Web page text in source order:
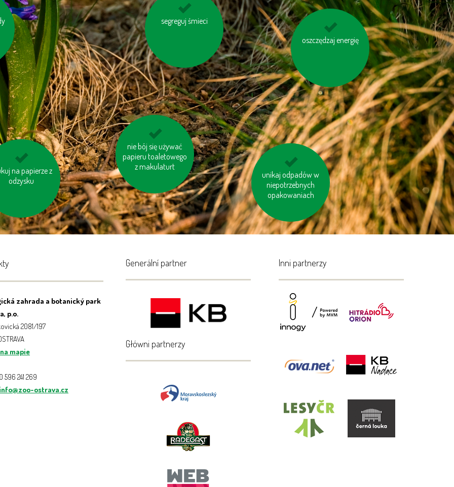
segreguj śmieci
korzystaj z
oszczędzaj energię
korzystaj z
na papierze z
odzysku
wodę
golenia lub
nie bój się używać
papieru toaletowego
z makulaturt
unikaj jedzenia pang i
tuńczyków
unikaj odpadów w
niepotrzebnych
opakowaniach
nie spalaj śmieci
zahrada a botanický park
p.o.
2081/197
mapie
596 241 269
info@zoo-ostrava.cz
Generální partner
Główni partnerzy
Inni partnerzy